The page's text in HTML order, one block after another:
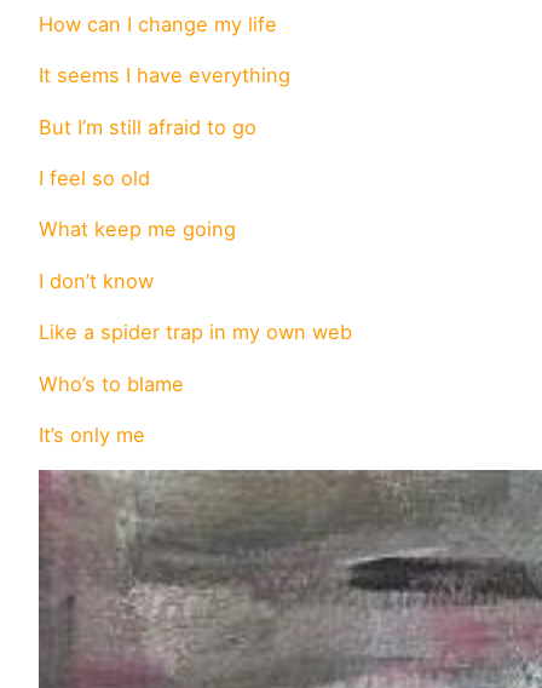
How can I change my life
It seems I have everything
But I’m still afraid to go
I feel so old
What keep me going
I don’t know
Like a spider trap in my own web
Who’s to blame
It’s only me